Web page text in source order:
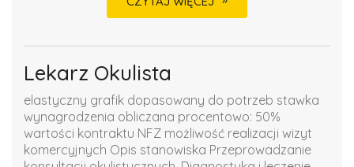
Lekarz Okulista
elastyczny grafik dopasowany do potrzeb stawka
wynagrodzenia obliczana procentowo: 50%
wartości kontraktu NFZ możliwość realizacji wizyt
komercyjnych Opis stanowiska Przeprowadzanie